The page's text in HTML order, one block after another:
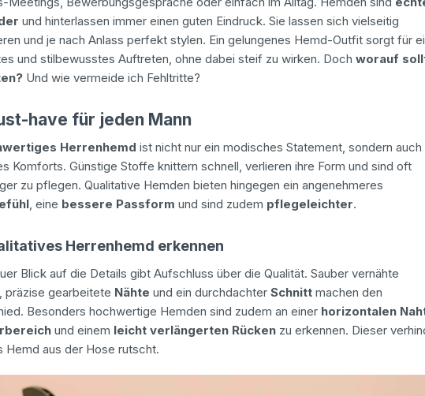
und hinterlassen immer einen guten Eindruck. Sie lassen sich vielseitig
und je nach Anlass perfekt stylen. Ein gelungenes Hemd-Outfit sorgt für
und stilbewusstes Auftreten, ohne dabei steif zu wirken. Dochworauf
Und wie vermeide ich Fehltritte?
have für jeden Mann
Herrenhemd ist nicht nur ein modisches Statement, sondern auch
Komforts. Günstige Stoffe knittern schnell, verlieren ihre Form und sind oft
zu pflegen. Qualitative Hemden bieten hingegen ein angenehmeres
, eine bessere Passform und sind zudem pflegeleichter.
Herrenhemd erkennen
Blick auf die Details gibt Aufschluss über die Qualität. Sauber vernähte
, präzise gearbeitete Nähte und ein durchdachterSchnitt machen den
Besonders hochwertige Hemden sind zudem an einer horizontalen
und einem leicht verlängerten Rücken zu erkennen. Dieser
Hemd aus der Hose rutscht.